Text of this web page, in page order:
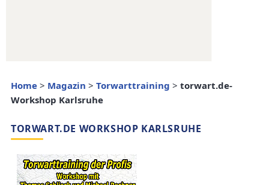
Home > Magazin > Torwarttraining > torwart.de-
Workshop Karlsruhe
TORWART.DE WORKSHOP KARLSRUHE